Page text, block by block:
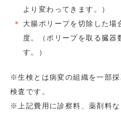
より変わってきます。）
大腸ポリープを切除した
度。（ポリープを取る臓器
す。）
※生検とは病変の組織を一部
検査です。
※上記費用に診察料、薬剤料な